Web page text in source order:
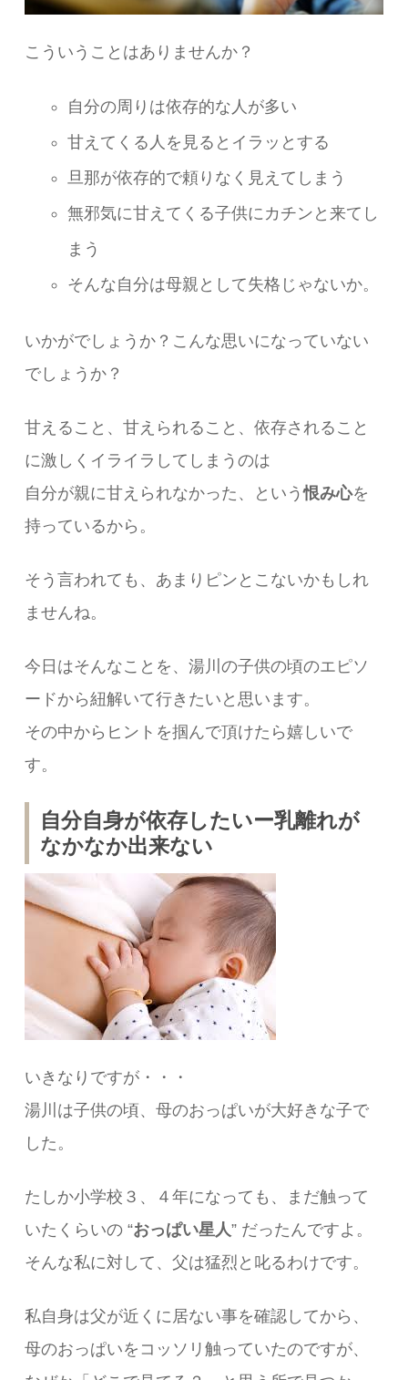
こういうことはありませんか？
自分の周りは依存的な人が多い
甘えてくる人を見るとイラッとする
旦那が依存的で頼りなく見えてしまう
無邪気に甘えてくる子供にカチンと来てし
まう
そんな自分は母親として失格じゃないか。
いかがでしょうか？こんな思いになっていない
でしょうか？
甘えること、甘えられること、依存されること
に激しくイライラしてしまうのは
自分が親に甘えられなかった、という恨み心を
持っているから。
そう言われても、あまりピンとこないかもしれ
ませんね。
今日はそんなことを、湯川の子供の頃のエピソ
ードから紐解いて行きたいと思います。
その中からヒントを掴んで頂けたら嬉しいで
す。
自分自身が依存したいー乳離れが
なかなか出来ない
いきなりですが・・・
湯川は子供の頃、母のおっぱいが大好きな子で
した。
たしか小学校３、４年になっても、まだ触って
いたくらいの “おっぱい星人” だったんですよ。
そんな私に対して、父は猛烈と叱るわけです。
私自身は父が近くに居ない事を確認してから、
母のおっぱいをコッソリ触っていたのですが、